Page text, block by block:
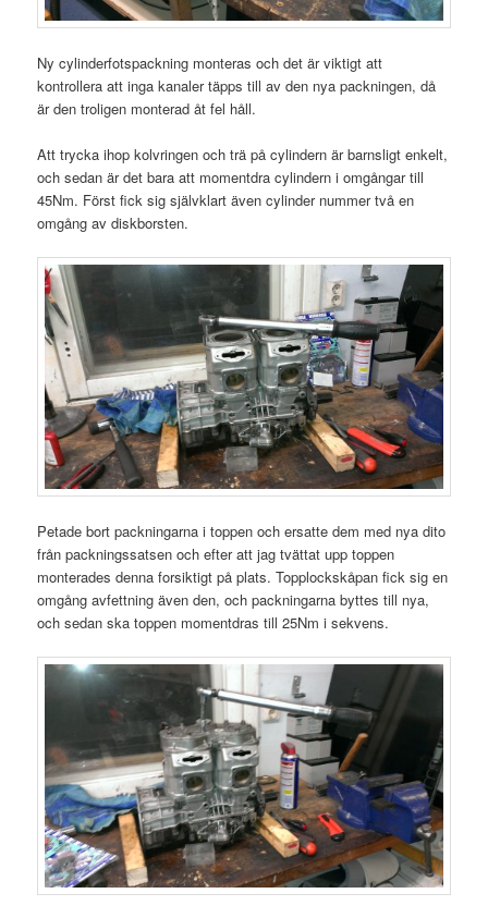
Ny cylinderfotspackning monteras och det är viktigt att
kontrollera att inga kanaler täpps till av den nya packningen, då
är den troligen monterad åt fel håll.
Att trycka ihop kolvringen och trä på cylindern är barnsligt enkelt,
och sedan är det bara att momentdra cylindern i omgångar till
45Nm. Först fick sig självklart även cylinder nummer två en
omgång av diskborsten.
Petade bort packningarna i toppen och ersatte dem med nya dito
från packningssatsen och efter att jag tvättat upp toppen
monterades denna forsiktigt på plats. Topplockskåpan fick sig en
omgång avfettning även den, och packningarna byttes till nya,
och sedan ska toppen momentdras till 25Nm i sekvens.